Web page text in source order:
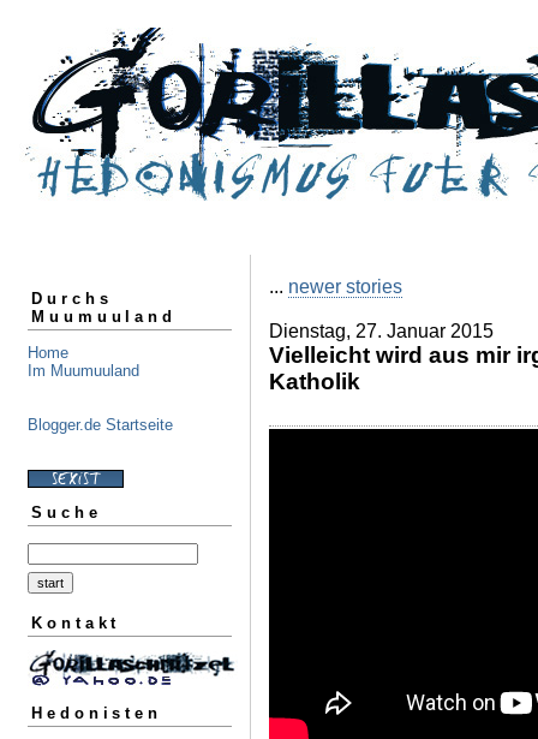
Durchs
Muumuuland
Home
Im Muumuuland
Blogger.de Startseite
Suche
Kontakt
Hedonisten
... newer stories
Dienstag, 27. Januar 2015
Vielleicht wird aus mir
Katholik